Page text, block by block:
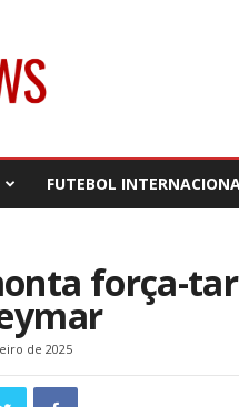
FUTEBOL
força-
de 2025